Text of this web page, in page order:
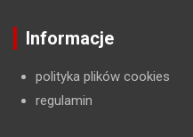
Informacje
polityka plików cookies
regulamin